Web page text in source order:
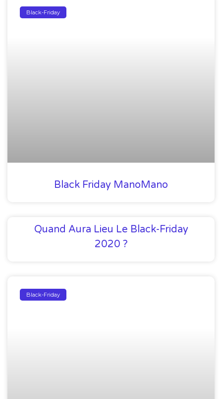
Black-Friday
Black Friday ManoMano
Quand Aura Lieu Le Black-Friday
2020 ?
Black-Friday